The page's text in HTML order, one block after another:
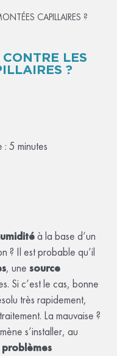
CAPILLAIRES ?
LES
?
: 5 minutes
à la base d’un
? Il est probable qu’il
, une source
Si c’est le cas, bonne
très rapidement,
La mauvaise ?
s’installer, au
problèmes